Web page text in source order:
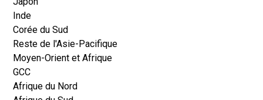
Inde
Corée du Sud
Reste de l'Asie-Pacifique
Moyen-Orient et Afrique
GCC
Afrique du Nord